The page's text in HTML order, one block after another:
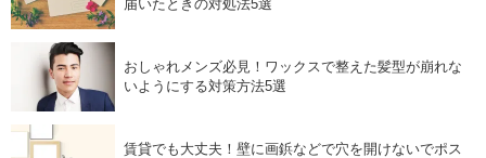
届いたときの対処法5選
おしゃれメンズ必見！ワックスで整えた髪型が崩れな
いようにする対策方法5選
賃貸でも大丈夫！壁に画鋲などで穴を開けないでポス